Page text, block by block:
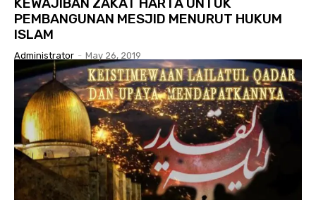
PEMBANGUNAN MESJID MENURUT HUKUM
ISLAM
Administrator - May 26, 2019